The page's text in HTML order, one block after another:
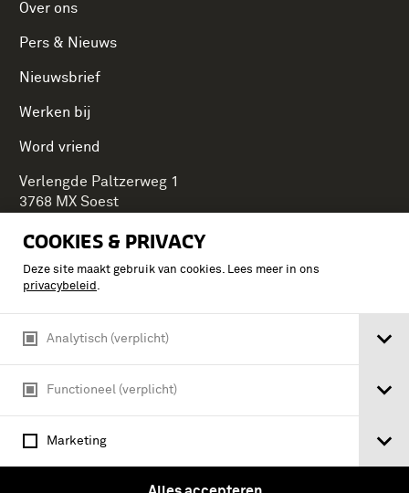
COOKIES & PRIVACY
Deze site maakt gebruik van cookies. Lees meer in ons
privacybeleid .
Analytisch (verplicht)
Functioneel (verplicht)
Marketing
Over ons
Pers & Nieuws
Nieuwsbrief
Werken bij
Word vriend
Verlengde Paltzerweg 1
3768 MX Soest
Onderdeel van Stichting Koninklijke Defensiemusea,